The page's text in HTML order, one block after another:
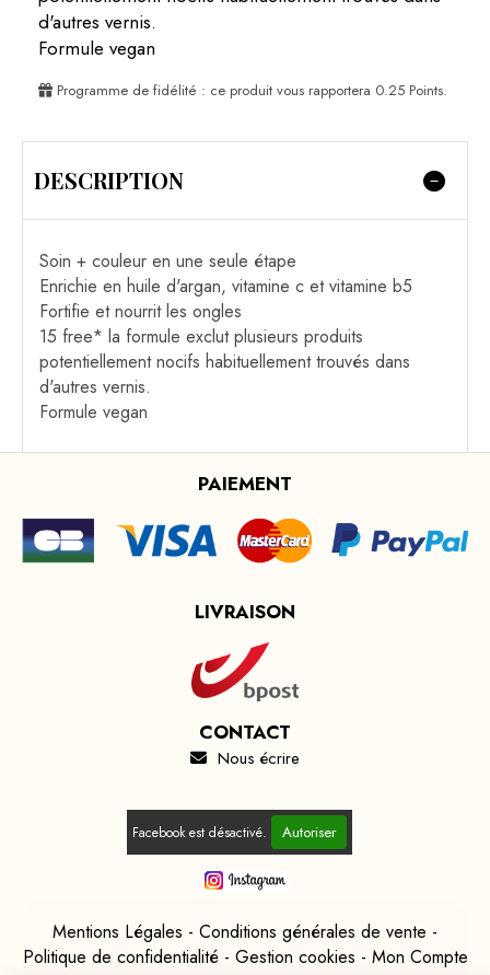
d'autres vernis.
Formule vegan
Programme de fidélité : ce produit vous rapportera 0.25 Points.
DESCRIPTION
Soin + couleur en une seule étape
Enrichie en huile d'argan, vitamine c et vitamine b5
Fortifie et nourrit les ongles
15 free* la formule exclut plusieurs produits
potentiellement nocifs habituellement trouvés dans
d'autres vernis.
Formule vegan
PAIEMENT
LIVRAISON
CONTACT
 Nous écrire
Facebook est désactivé. Autoriser
Mentions Légales
Conditions générales de vente
Politique de confidentialité
Gestion cookies Mon Compte